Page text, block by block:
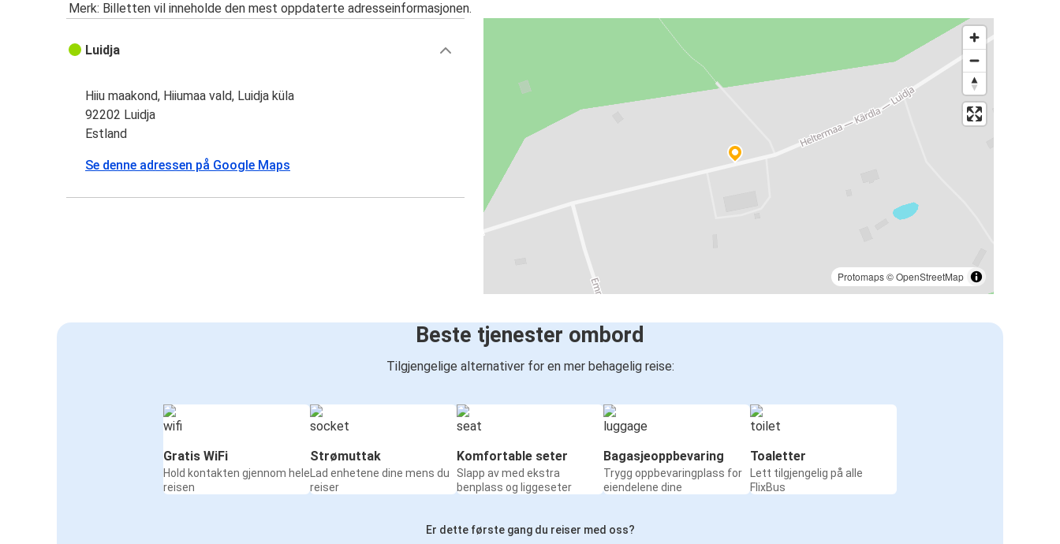
Merk: Billetten vil inneholde den mest oppdaterte adresseinformasjonen.
Protomaps©OpenStreetMap
Luidja
Hiiu maakond, Hiiumaa vald, Luidja küla
92202 Luidja
Estland
Se denne adressen på Google Maps
Beste tjenester ombord
Tilgjengelige alternativer for en mer behagelig reise:
Gratis WiFi
Hold kontakten gjennom hele
reisen
Strømuttak
Lad enhetene dine mens du
reiser
Komfortable seter
Slapp av med ekstra
benplass og liggeseter
Bagasjeoppbevaring
Trygg oppbevaringplass for
eiendelene dine
Toaletter
Lett tilgjengelig på alle
FlixBus
Er dette første gang du reiser med oss?